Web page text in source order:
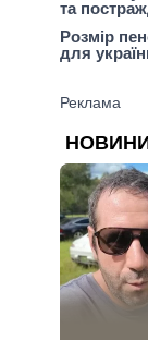
та
Розмір
для